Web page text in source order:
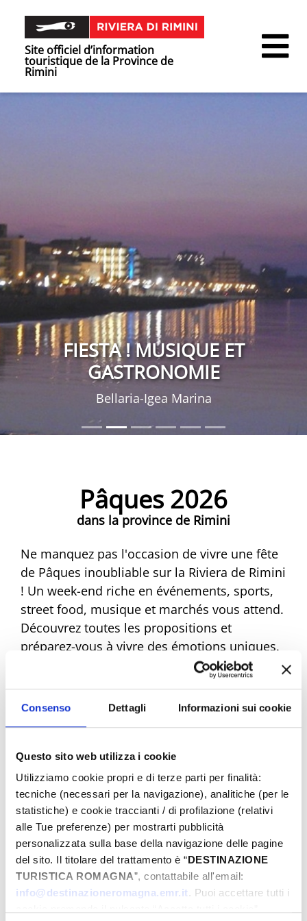
Consenso Dettagli Informazioni sui cookie
Questo sito web utilizza i cookie
Utilizziamo cookie propri e di terze parti per finalità:
tecniche (necessari per la navigazione), analitiche (per le
statistiche) e cookie traccianti / di profilazione (relativi
alle Tue preferenze) per mostrarti pubblicità
personalizzata sulla base della navigazione delle pagine
del sito. Il titolare del trattamento è “DESTINAZIONE
TURISTICA ROMAGNA”, contattabile all'email:
info@destinazioneromagna.emr.it. Puoi accettare tutti i
Site officiel d’information
touristique de la Province de
Rimini
FIESTA ! MUSIQUE ET
GASTRONOMIE
Bellaria-Igea Marina
Pâques 2026
dans la province de Rimini
Ne manquez pas l'occasion de vivre une fête
de Pâques inoubliable sur la Riviera de Rimini
! Un week-end riche en événements, sports,
street food, musique et marchés vous attend.
Découvrez toutes les propositions et
préparez-vous à vivre des émotions uniques.
Réservez dès maintenant votre Pâques de
Du
Au